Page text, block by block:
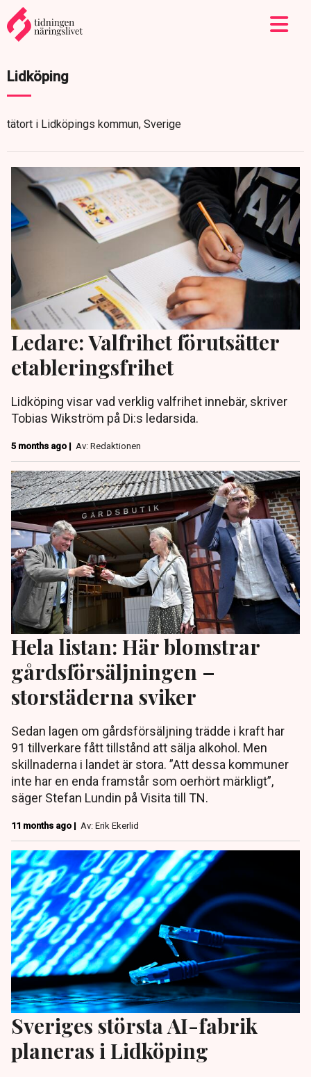
Lidköping
tätort i Lidköpings kommun, Sverige
Ledare: Valfrihet förutsätter
etableringsfrihet
Lidköping visar vad verklig valfrihet innebär, skriver
Tobias Wikström på Di:s ledarsida.
5 months ago | Av: Redaktionen
Hela listan: Här blomstrar
gårdsförsäljningen –
storstäderna sviker
Sedan lagen om gårdsförsäljning trädde i kraft har
91 tillverkare fått tillstånd att sälja alkohol. Men
skillnaderna i landet är stora. ”Att dessa kommuner
inte har en enda framstår som oerhört märkligt”,
säger Stefan Lundin på Visita till TN.
11 months ago | Av: Erik Ekerlid
Sveriges största AI-fabrik
planeras i Lidköping